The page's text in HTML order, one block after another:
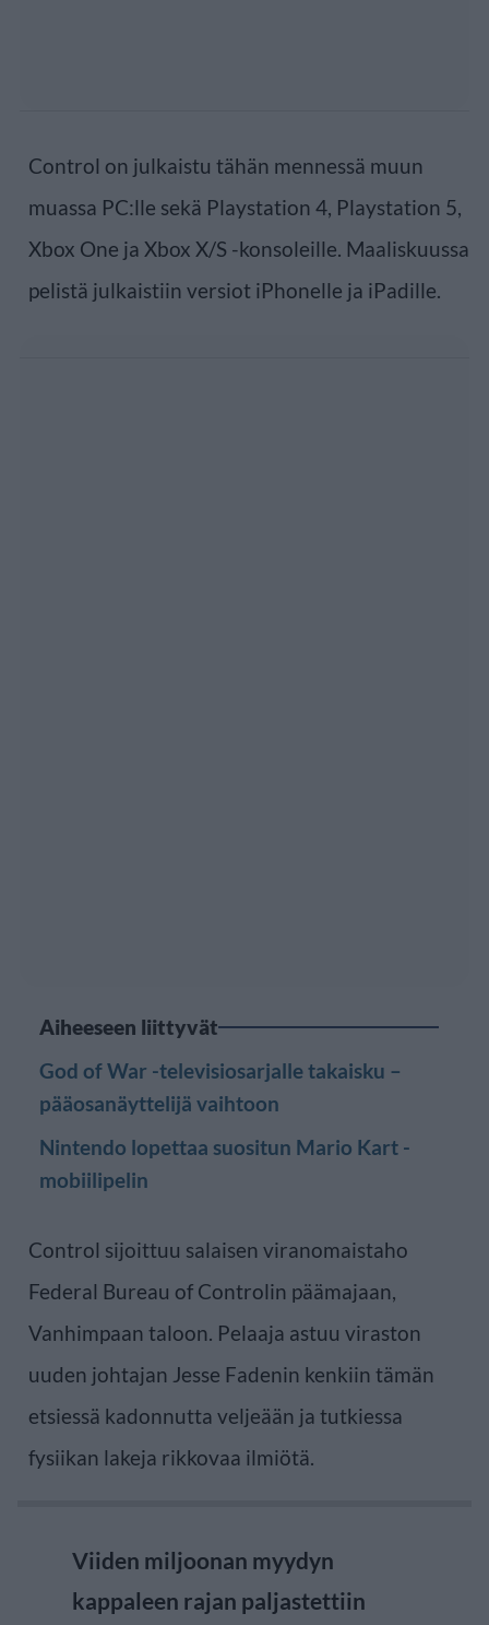
Control on julkaistu tähän mennessä muun
muassa PC:lle sekä Playstation 4, Playstation 5,
Xbox One ja Xbox X/S -konsoleille. Maaliskuussa
pelistä julkaistiin versiot iPhonelle ja iPadille.
Aiheeseen liittyvät
God of War -televisiosarjalle takaisku –
pääosanäyttelijä vaihtoon
Nintendo lopettaa suositun Mario Kart -
mobiilipelin
Control sijoittuu salaisen viranomaistaho
Federal Bureau of Controlin päämajaan,
Vanhimpaan taloon. Pelaaja astuu viraston
uuden johtajan Jesse Fadenin kenkiin tämän
etsiessä kadonnutta veljeään ja tutkiessa
fysiikan lakeja rikkovaa ilmiötä.
Viiden miljoonan myydyn
kappaleen rajan paljastettiin